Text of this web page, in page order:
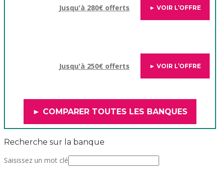
Jusqu'à 280€ offerts ► VOIR L’OFFRE
Jusqu'à 250€ offerts ► VOIR L’OFFRE
► COMPARER TOUTES LES BANQUES
Recherche sur la banque
Saisissez un mot clé